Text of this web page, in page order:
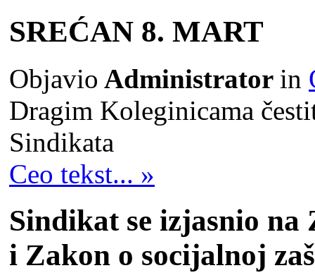
SREĆAN 8. MART
Objavio Administrator in
Dragim Koleginicama
Sindikata
Ceo tekst... »
Sindikat se izjasnio
i Zakon o socijalnoj